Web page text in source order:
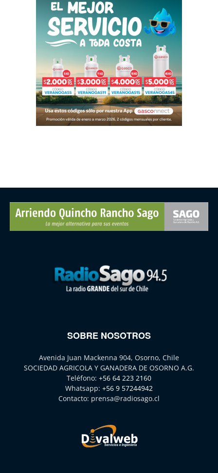
SOBRE NOSOTROS
Avenida Juan Mackenna 904, Osorno, Chile
SOCIEDAD AGRICOLA Y GANADERA DE OSORNO A.G.
Teléfono: +56 64 223 2160
Whatsapp: +56 9 57244942
Contacto: prensa@radiosago.cl